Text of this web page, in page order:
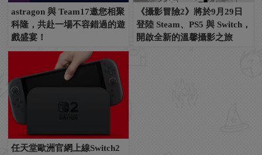
astragon 與 Team17邀您相聚
科隆，共赴一場不容錯過的遊
戲盛宴！
《攝影冒險2》將於9月29日
登陸 Steam、PS5 與 Switch，
開啟全新的溫馨攝影之旅
任天堂歐洲官網上線Switch2